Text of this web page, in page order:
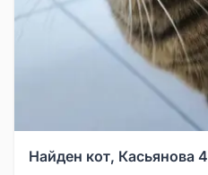
Найден кот, Касьянова 4